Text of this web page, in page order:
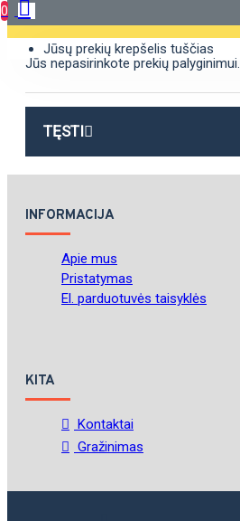
0
Jūsų prekių krepšelis tuščias
Jūs nepasirinkote prekių palyginimui.
TĘSTI
INFORMACIJA
Apie mus
Pristatymas
El. parduotuvės taisyklės
KITA
Kontaktai
Gražinimas